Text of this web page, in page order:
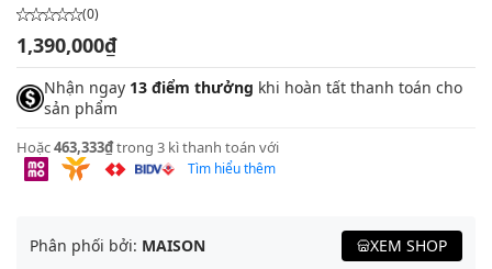
(0)
1,390,000₫
Nhận ngay 13 điểm thưởng khi hoàn tất thanh toán cho
sản phẩm
Hoặc463,333₫trong 3 kì thanh toán với
Tìm hiểu thêm
Phân phối bởi: MAISON XEM SHOP